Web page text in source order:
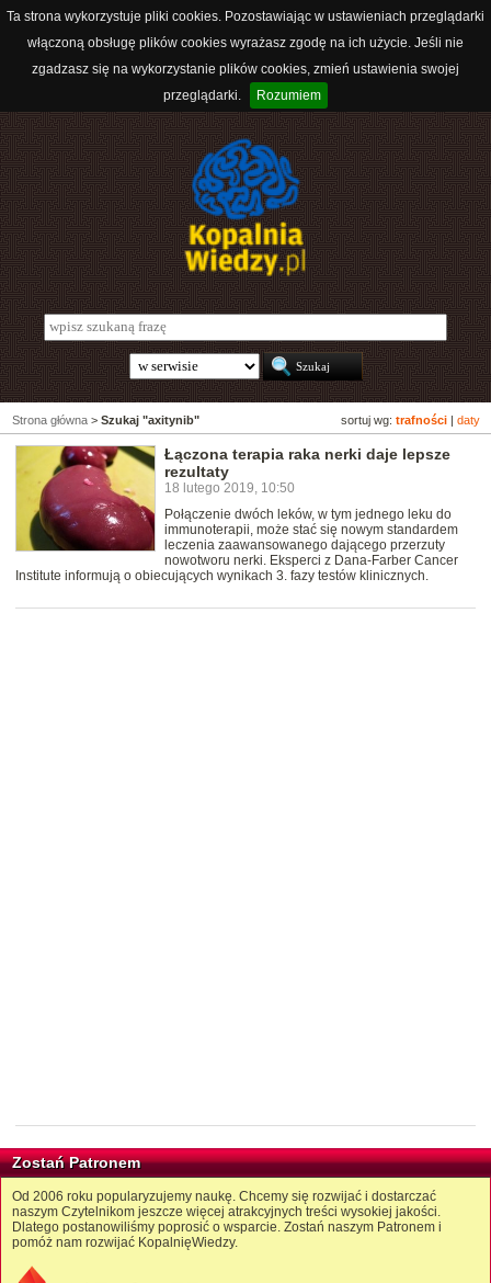
Ta strona wykorzystuje pliki cookies. Pozostawiając w ustawieniach przeglądarki
włączoną obsługę plików cookies wyrażasz zgodę na ich użycie. Jeśli nie
zgadzasz się na wykorzystanie plików cookies, zmień ustawienia swojej
przeglądarki.
Rozumiem
sortuj wg: trafności daty
Strona główna > Szukaj "axitynib"
Łączona terapia raka nerki daje lepsze
rezultaty
18 lutego 2019, 10:50
Połączenie dwóch leków, w tym jednego leku do
immunoterapii, może stać się nowym standardem
leczenia zaawansowanego dającego przerzuty
nowotworu nerki. Eksperci z Dana-Farber Cancer
Institute informują o obiecujących wynikach 3. fazy testów klinicznych.
Zostań Patronem
Od 2006 roku popularyzujemy naukę. Chcemy się rozwijać i dostarczać
naszym Czytelnikom jeszcze więcej atrakcyjnych treści wysokiej jakości.
Dlatego postanowiliśmy poprosić o wsparcie. Zostań naszym Patronem i
pomóż nam rozwijać KopalnięWiedzy.